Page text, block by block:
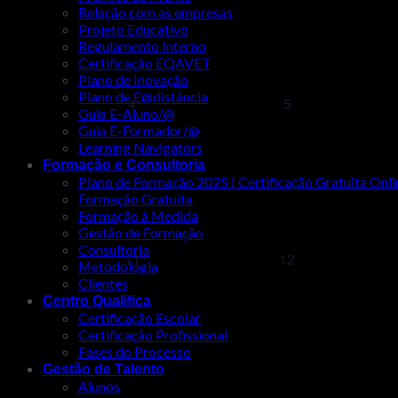
Relação com as empresas
Projeto Educativo
Regulamento Interno
Certificação EQAVET
Plano de Inovação
Plano de E@distância
Guia E-Aluno/@
Guia E-Formador/@
Learning Navigators
Formação e Consultoria
Plano de Formação 2025 | Certificação Gratuita
Formação Gratuita
Formação à Medida
Gestão de Formação
Consultoria
Metodologia
Clientes
Centro Qualifica
Certificação Escolar
Certificação Profissional
Fases do Processo
Gestão de Talento
Alunos
0
eventos,
4
0
5
0
eventos,
11
012